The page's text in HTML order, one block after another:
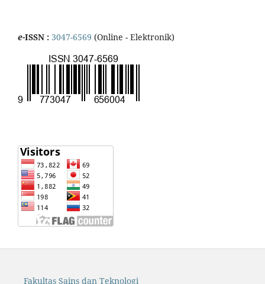
e-ISSN : 3047-6569 (Online - Elektronik)
Fakultas Sains dan Teknologi